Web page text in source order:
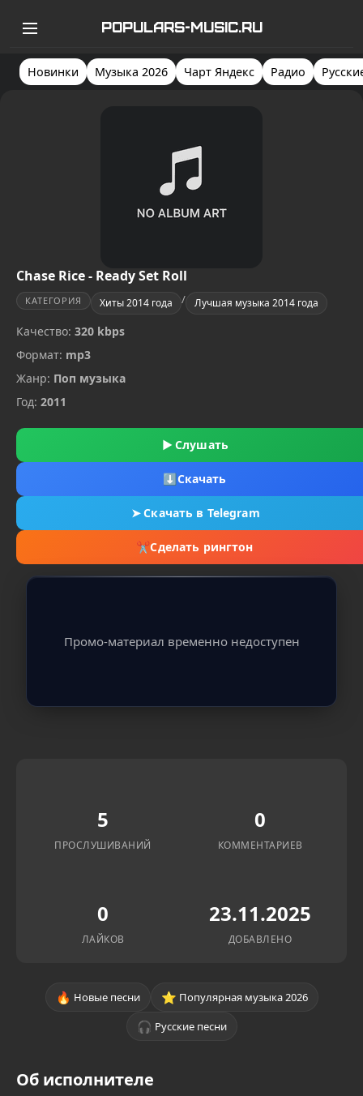
POPULARS-MUSIC.RU
Новинки Музыка 2026 Чарт Яндекс Радио
Chase Rice - Ready Set Roll
КАТЕГОРИЯ Хиты 2014 года / Лучшая музыка 2014 года
Качество: 320 kbps
Формат: mp3
Жанр: Поп музыка
Год: 2011
▶ Слушать
⬇Скачать
➤Скачать в Telegram
✂Сделать рингтон
Промо-материал временно недоступен
5
ПРОСЛУШИВАНИЙ
0
КОММЕНТАРИЕВ
0
ЛАЙКОВ
23.11.2025
ДОБАВЛЕНО
🔥 Новые песни ⭐ Популярная музыка 2026
🎧 Русские песни
Об исполнителе